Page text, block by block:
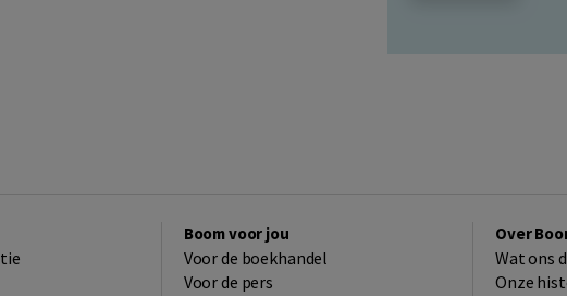
Boom voor jou
Voor de boekhandel
Voor de pers
Over
Wat ons
Onze